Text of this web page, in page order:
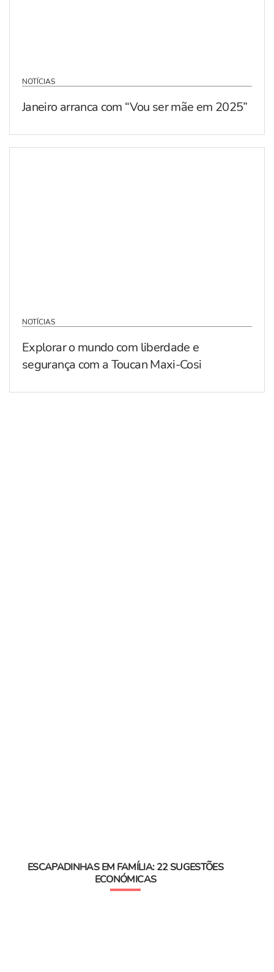
NOTÍCIAS
Janeiro arranca com “Vou ser mãe em 2025”
NOTÍCIAS
Explorar o mundo com liberdade e
segurança com a Toucan Maxi-Cosi
ESCAPADINHAS EM FAMÍLIA: 22 SUGESTÕES
ECONÓMICAS